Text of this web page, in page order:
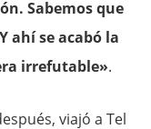
Sabemos que
ahí se acabó la
irrefutable».
viajó a Tel